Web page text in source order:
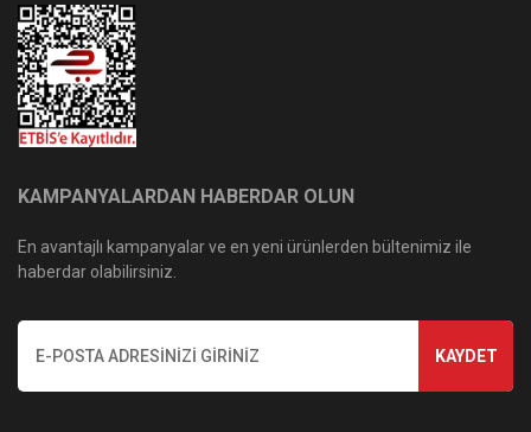
KAMPANYALARDAN HABERDAR OLUN
En avantajlı kampanyalar ve en yeni ürünlerden bültenimiz ile
haberdar olabilirsiniz.
KAYDET